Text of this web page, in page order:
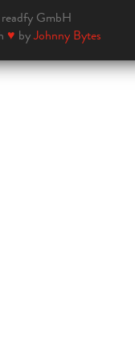
GmbH
♥ byJohnny Bytes